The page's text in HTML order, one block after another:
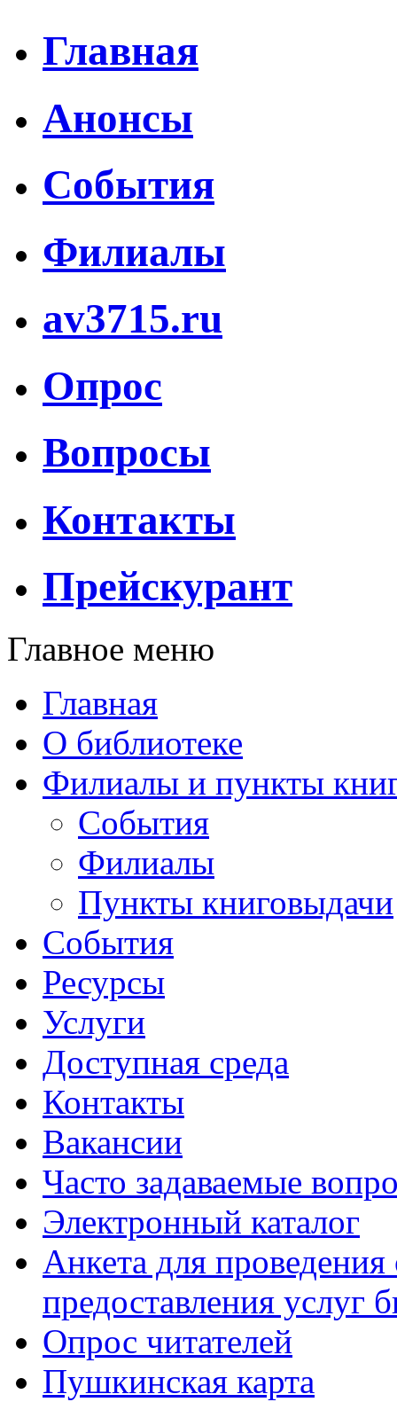
Главная
Анонсы
События
Филиалы
av3715.ru
Опрос
Вопросы
Контакты
Прейскурант
Главное меню
Главная
О библиотеке
Филиалы и пункты
События
Филиалы
Пункты книговыдачи
События
Ресурсы
Услуги
Доступная среда
Контакты
Вакансии
Часто задаваемые
Электронный каталог
Анкета для проведения
предоставления услуг
Опрос читателей
Пушкинская карта